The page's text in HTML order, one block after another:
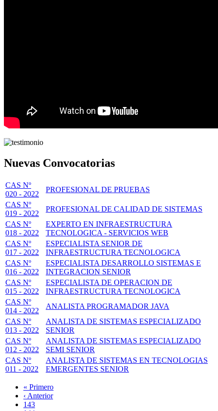
Nuevas Convocatorias
CAS Nº
020 - 2022
PROFESIONAL DE PRUEBAS
CAS Nº
019 - 2022
PROFESIONAL DE CALIDAD DE SISTEMAS
CAS Nº
018 - 2022
EXPERTO EN INFRAESTRUCTURA
TECNOLOGICA - SERVICIOS WEB
CAS Nº
017 - 2022
ESPECIALISTA SENIOR DE
INFRAESTRUCTURA TECNOLOGICA
CAS Nº
016 - 2022
ESPECIALISTA DESARROLLO SISTEMAS E
INTEGRACION SENIOR
CAS Nº
015 - 2022
ESPECIALISTA DE OPERACION DE
INFRAESTRUCTURA TECNOLOGICA
CAS Nº
014 - 2022
ANALISTA PROGRAMADOR JAVA
CAS Nº
013 - 2022
ANALISTA DE SISTEMAS ESPECIALIZADO
SENIOR
CAS Nº
012 - 2022
ANALISTA DE SISTEMAS ESPECIALIZADO
SEMI SENIOR
CAS Nº
011 - 2022
ANALISTA DE SISTEMAS EN TECNOLOGIAS
EMERGENTES SENIOR
Paginación
Primera
página
« Primero
Página
anterior
‹ Anterior
Page
143